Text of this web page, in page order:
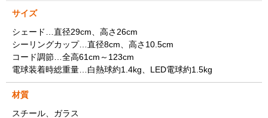
サイズ
シェード…直径29cm、高さ26cm
シーリングカップ…直径8cm、高さ10.5cm
コード調節…全高61cm～123cm
電球装着時総重量…白熱球約1.4kg、LED電球約1.5kg
材質
スチール、ガラス